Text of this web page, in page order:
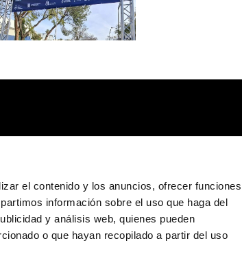
el contenido y los anuncios, ofrecer funciones
información sobre el uso que haga del
y análisis web, quienes pueden
o que hayan recopilado a partir del uso